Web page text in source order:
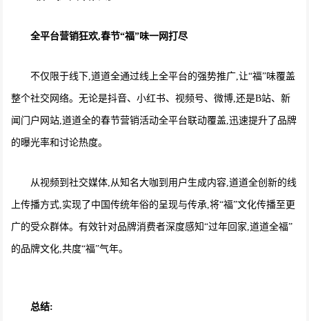
全平台营销狂欢,春节“福”味一网打尽
不仅限于线下,道道全通过线上全平台的强势推广,让“福”味覆盖
整个社交网络。无论是抖音、小红书、视频号、微博,还是B站、新
闻门户网站,道道全的春节营销活动全平台联动覆盖,迅速提升了品牌
的曝光率和讨论热度。
从视频到社交媒体,从知名大咖到用户生成内容,道道全创新的线
上传播方式,实现了中国传统年俗的呈现与传承,将“福”文化传播至更
广的受众群体。有效针对品牌消费者深度感知“过年回家,道道全福”
的品牌文化,共度“福”气年。
总结: